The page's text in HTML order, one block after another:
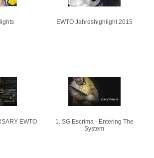
EWTO Jahreshighlight 2015
EWTO
1. SG Escrima - Entering The
System